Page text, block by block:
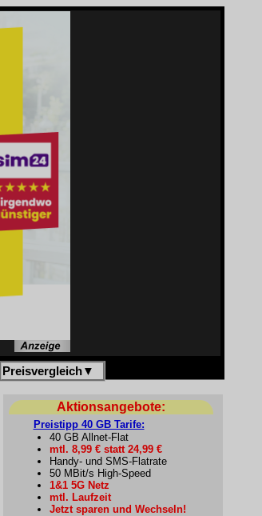
Preisvergleich▼
Aktionsangebote:
Preistipp 40 GB Tarife:
40 GB Allnet-Flat
mtl. 8,99 € statt 24,99 €
Handy- und SMS-Flatrate
50 MBit/s High-Speed
1&1 5G Netz
mtl. Laufzeit
Jetzt sparen und Wechseln!